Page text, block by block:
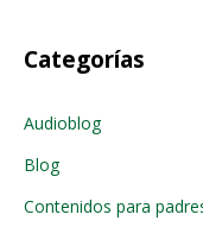
Categorías
Audioblog
Blog
Contenidos para